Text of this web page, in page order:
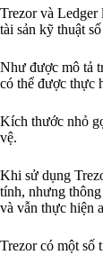
Trezor và Ledger
tài sản kỹ thuật
Như được mô tả
có thể được thực
Kích thước nhỏ
vệ.
Khi sử dụng
tính, nhưng
và vẫn thực hiện
Trezor có một số